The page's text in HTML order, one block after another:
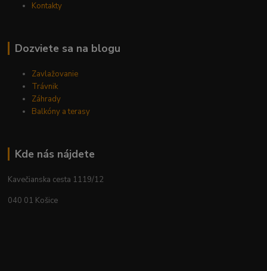
Kontakty
Dozviete sa na blogu
Zavlažovanie
Trávnik
Záhrady
Balkóny a terasy
Kde nás nájdete
Kavečianska cesta 1119/12
040 01 Košice